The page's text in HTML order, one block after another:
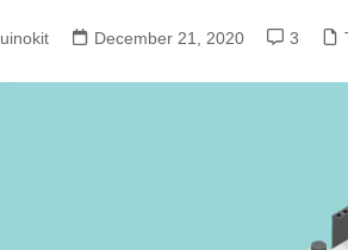
December 21, 2020 3